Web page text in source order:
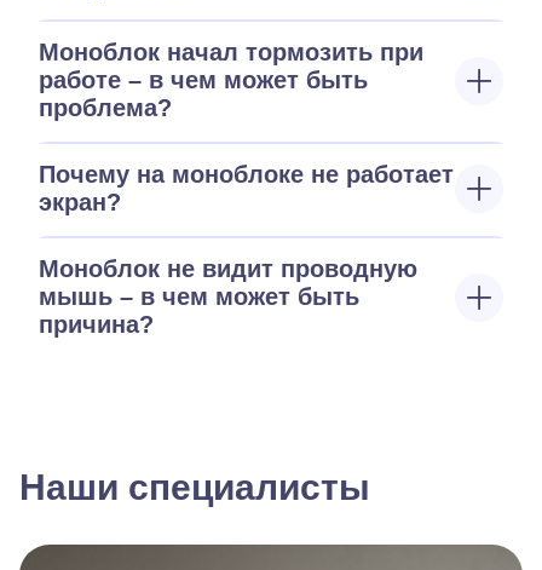
Моноблок начал тормозить при
работе – в чем может быть
проблема?
Почему на моноблоке не работает
экран?
Моноблок не видит проводную
мышь – в чем может быть
причина?
Наши специалисты